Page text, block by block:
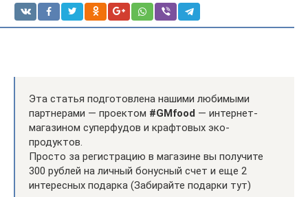
Эта статья подготовлена нашими любимыми
партнерами — проектом #GMfood — интернет-
магазином суперфудов и крафтовых эко-
продуктов.
Просто за регистрацию в магазине вы получите
300 рублей на личный бонусный счет и еще 2
интересных подарка (Забирайте подарки тут)